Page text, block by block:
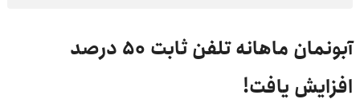
آبونمان ماهانه تلفن ثابت ۵۰ درصد
افزایش یافت!